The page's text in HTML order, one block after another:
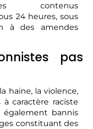
contenus
24 heures, sous
à des amendes
pas
haine, la violence,
caractère raciste
également bannis
constituant des